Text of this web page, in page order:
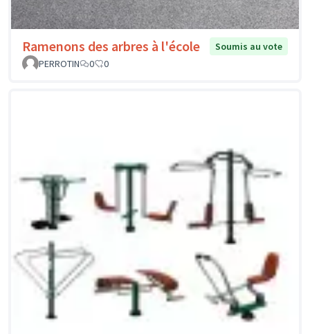
Ramenons des arbres à l'école
Soumis au vote
PERROTIN
0 0